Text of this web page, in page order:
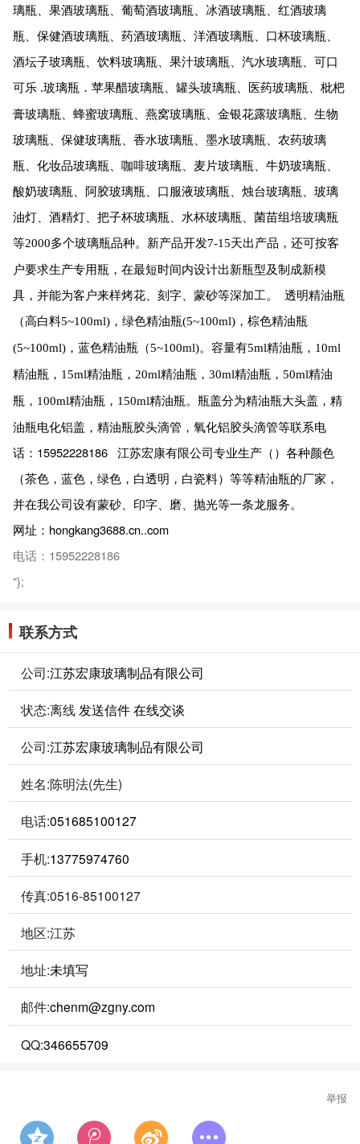
璃瓶、果酒玻璃瓶、葡萄酒玻璃瓶、冰酒玻璃瓶、红酒玻璃
瓶、保健酒玻璃瓶、药酒玻璃瓶、洋酒玻璃瓶、口杯玻璃瓶、
酒坛子玻璃瓶、饮料玻璃瓶、果汁玻璃瓶、汽水玻璃瓶、可口
可乐 .玻璃瓶．苹果醋玻璃瓶、罐头玻璃瓶、医药玻璃瓶、枇杷
膏玻璃瓶、蜂蜜玻璃瓶、燕窝玻璃瓶、金银花露玻璃瓶、生物
玻璃瓶、保健玻璃瓶、香水玻璃瓶、墨水玻璃瓶、农药玻璃
瓶、化妆品玻璃瓶、咖啡玻璃瓶、麦片玻璃瓶、牛奶玻璃瓶、
酸奶玻璃瓶、阿胶玻璃瓶、口服液玻璃瓶、烛台玻璃瓶、玻璃
油灯、酒精灯、把子杯玻璃瓶、水杯玻璃瓶、菌苗组培玻璃瓶
等2000多个玻璃瓶品种。新产品开发7-15天出产品，还可按客
户要求生产专用瓶，在最短时间内设计出新瓶型及制成新模
具，并能为客户来样烤花、刻字、蒙砂等深加工。 透明精油瓶
（高白料5~100ml)，绿色精油瓶(5~100ml)，棕色精油瓶
(5~100ml)，蓝色精油瓶（5~100ml)。容量有5ml精油瓶， 10ml
精油瓶， 15ml精油瓶， 20ml精油瓶， 30ml精油瓶， 50ml精油
瓶， 100ml精油瓶， 150ml精油瓶。瓶盖分为精油瓶大头盖，精
油瓶电化铝盖，精油瓶胶头滴管，氧化铝胶头滴管等联系电
话：15952228186 江苏宏康有限公司专业生产（）各种颜色
（茶色，蓝色，绿色，白透明，白瓷料）等等精油瓶的厂家，
并在我公司设有蒙砂、印字、磨、抛光等一条龙服务。
网址：hongkang3688.cn..com
电话：15952228186
"};
联系方式
公司:江苏宏康玻璃制品有限公司
状态:离线 发送信件在线交谈
公司:江苏宏康玻璃制品有限公司
姓名:陈明法(先生)
电话:051685100127
手机:13775974760
传真:0516-85100127
地区:江苏
地址:未填写
邮件:chenm@zgny.com
QQ:346655709
举报